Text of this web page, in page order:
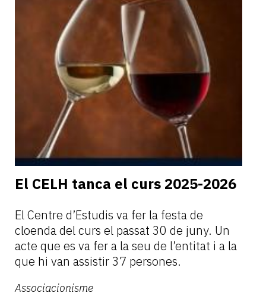
El CELH tanca el curs 2025-2026
El Centre d’Estudis va fer la festa de
cloenda del curs el passat 30 de juny. Un
acte que es va fer a la seu de l’entitat i a la
que hi van assistir 37 persones.
Associacionisme